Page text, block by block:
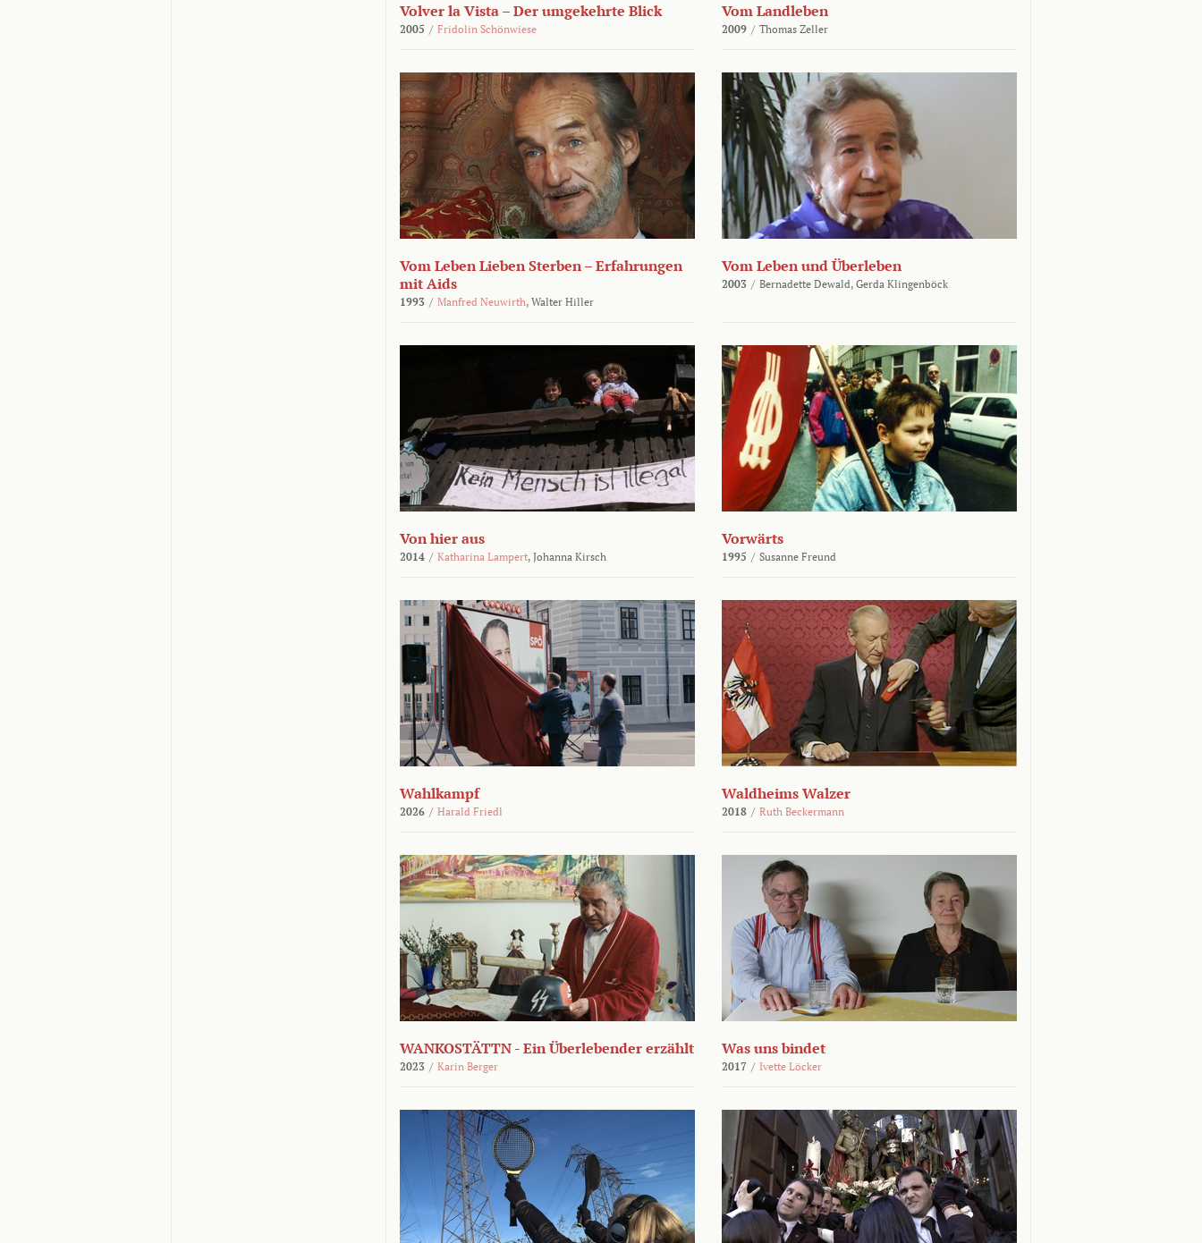
Volver la Vista – Der umgekehrte Blick
2005 / Fridolin Schönwiese
Vom Landleben
2009 / Thomas Zeller
Vom Leben Lieben Sterben – Erfahrungen
mit Aids
1993 / Manfred Neuwirth, Walter Hiller
Vom Leben und Überleben
2003 / Bernadette Dewald, Gerda Klingenböck
Von hier aus
2014 / Katharina Lampert, Johanna Kirsch
Vorwärts
1995 / Susanne Freund
Wahlkampf
2026 / Harald Friedl
Waldheims Walzer
2018 / Ruth Beckermann
WANKOSTÄTTN - Ein Überlebender erzählt
2023 / Karin Berger
Was uns bindet
2017 / Ivette Löcker